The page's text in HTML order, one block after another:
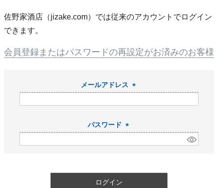
佐野家酒店（jizake.com）では従来のアカウントでログイン
できます。
会員登録またはパスワードの再設定がお済みのお客様
メールアドレス
)
パスワード
ログイン